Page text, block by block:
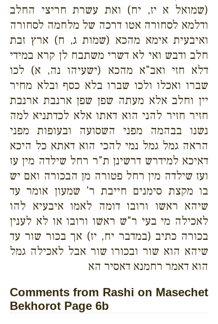
(שמואל א יז, יח) ואת עשרת חריצי החלב
ודלמא לסחורה אטו דרכה של מלחמה לסחורה
ואיבעית אימא מהכא (שמות ג, ח) ארץ זבת
חלב ודבש ואי לא דשרי משתבח לן קרא במידי
דלא חזי ואב"א מהכא (ישעיהו נה, א) לכו
שברו ואכלו ולכו שברו בלא כסף ובלא מחיר
יין וחלב אלא מעתה שפן שפן ארנבת ארנבת
חזיר חזיר להני הוא דאתו אלא לכדתניא למה
נשנו בבהמה מפני השסועה ובעופות מפני
הראה גמל גמל נמי להכי הוא דאתא כל היכא
דאיכא למידרש דרשינן ת"ר רחל שילדה מין עז
ועז שילדה מין רחל פטורה מן הבכורה ואם יש
בו מקצת סימנים חייבת ר' שמעון אומר עד
שיהא ראשו ורובו דומה לאמו איבעיא להו
לאכילה מי בעי ר"ש ראשו ורובו או לא לענין
בכורה כתיב (במדבר יח, יז) אך בכור שור עד
שיהא הוא שור ובכורו שור אבל לאכילה גמל
הוא דאמר רחמנא דאסיר הא
Comments from Rashi on Masechet
Bekhorot Page 6b